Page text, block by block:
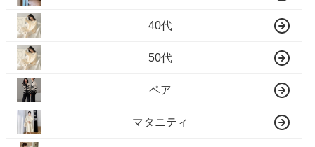
40代
50代
ペア
マタニティ